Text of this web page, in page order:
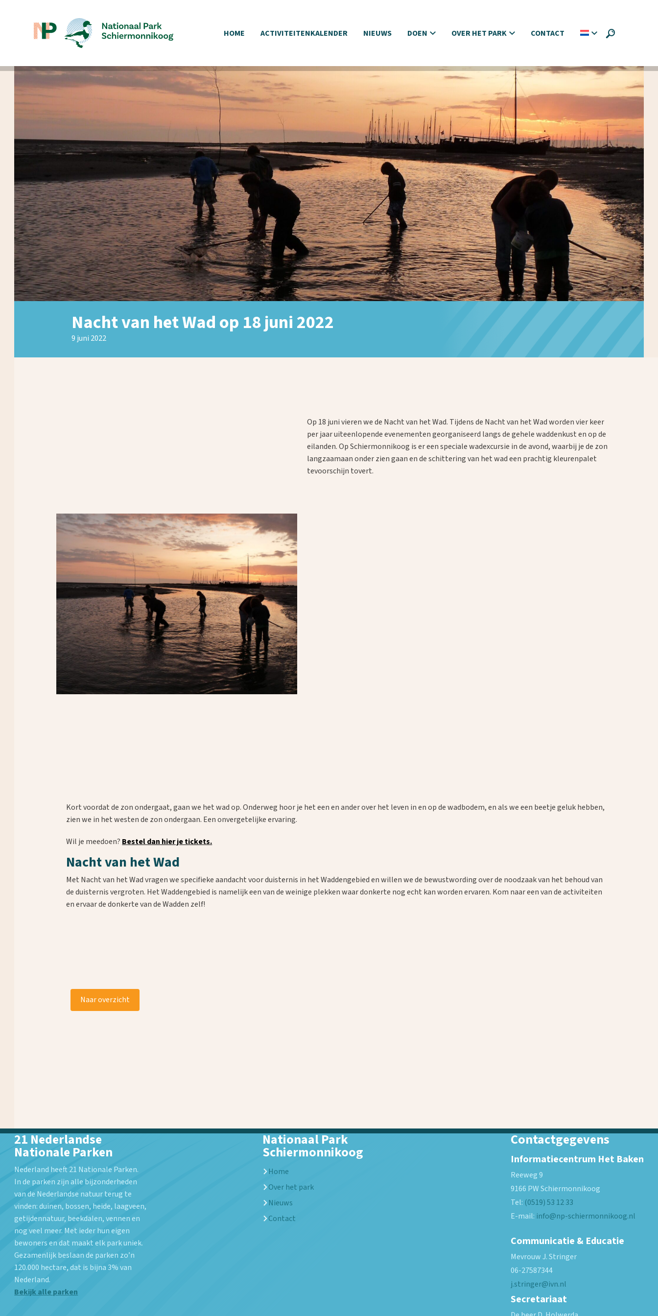
HOME ACTIVITEITENKALENDER NIEUWS DOEN OVER HET PARK CONTACT
Nacht van het Wad op 18 juni 2022
9 juni 2022
Op 18 juni vieren we de Nacht van het Wad. Tijdens de Nacht van het Wad worden vier keer
per jaar uiteenlopende evenementen georganiseerd langs de gehele waddenkust en op de
eilanden. Op Schiermonnikoog is er een speciale wadexcursie in de avond, waarbij je de zon
langzaamaan onder zien gaan en de schittering van het wad een prachtig kleurenpalet
tevoorschijn tovert.
Kort voordat de zon ondergaat, gaan we het wad op. Onderweg hoor je het een en ander over het leven in en op de wadbodem, en als we een beetje geluk hebben,
zien we in het westen de zon ondergaan. Een onvergetelijke ervaring.
Wil je meedoen? Bestel dan hier je tickets.
Nacht van het Wad
Met Nacht van het Wad vragen we specifieke aandacht voor duisternis in het Waddengebied en willen we de bewustwording over de noodzaak van het behoud van
de duisternis vergroten. Het Waddengebied is namelijk een van de weinige plekken waar donkerte nog echt kan worden ervaren. Kom naar een van de activiteiten
en ervaar de donkerte van de Wadden zelf!
Naar overzicht
21 Nederlandse
Nationale Parken
Nederland heeft 21 Nationale Parken.
In de parken zijn alle bijzonderheden
van de Nederlandse natuur terug te
vinden: duinen, bossen, heide, laagveen,
getijdennatuur, beekdalen, vennen en
nog veel meer. Met ieder hun eigen
bewoners en dat maakt elk park uniek.
Gezamenlijk beslaan de parken zo’n
120.000 hectare, dat is bijna 3% van
Nederland.
Bekijk alle parken
Nationaal Park
Schiermonnikoog
Home
Over het park
Nieuws
Contact
Contactgegevens
Informatiecentrum Het Baken
Reeweg 9
9166 PWSchiermonnikoog
Tel: (0519) 53 12 33
E-mail: info@np-schiermonnikoog.nl
Communicatie & Educatie
Mevrouw J. Stringer
06-27587344
j.stringer@ivn.nl
Secretariaat